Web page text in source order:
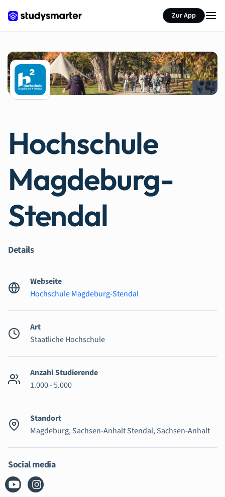
Zur App
Hochschule
Magdeburg-
Stendal
Details
Webseite
Hochschule Magdeburg-Stendal
Art
Staatliche Hochschule
Anzahl Studierende
1.000 - 5.000
Standort
Magdeburg, Sachsen-Anhalt Stendal, Sachsen-Anhalt
Social media